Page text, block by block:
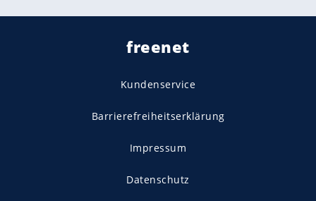
freenet
Kundenservice
Barrierefreiheitserklärung
Impressum
Datenschutz